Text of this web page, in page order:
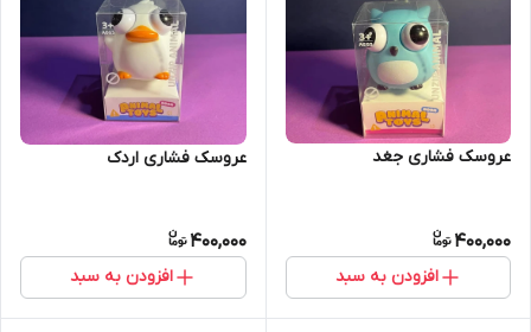
عروسک فشاری جغد
400,000
افزودن به سبد
عروسک فشاری اردک
400,000
افزودن به سبد